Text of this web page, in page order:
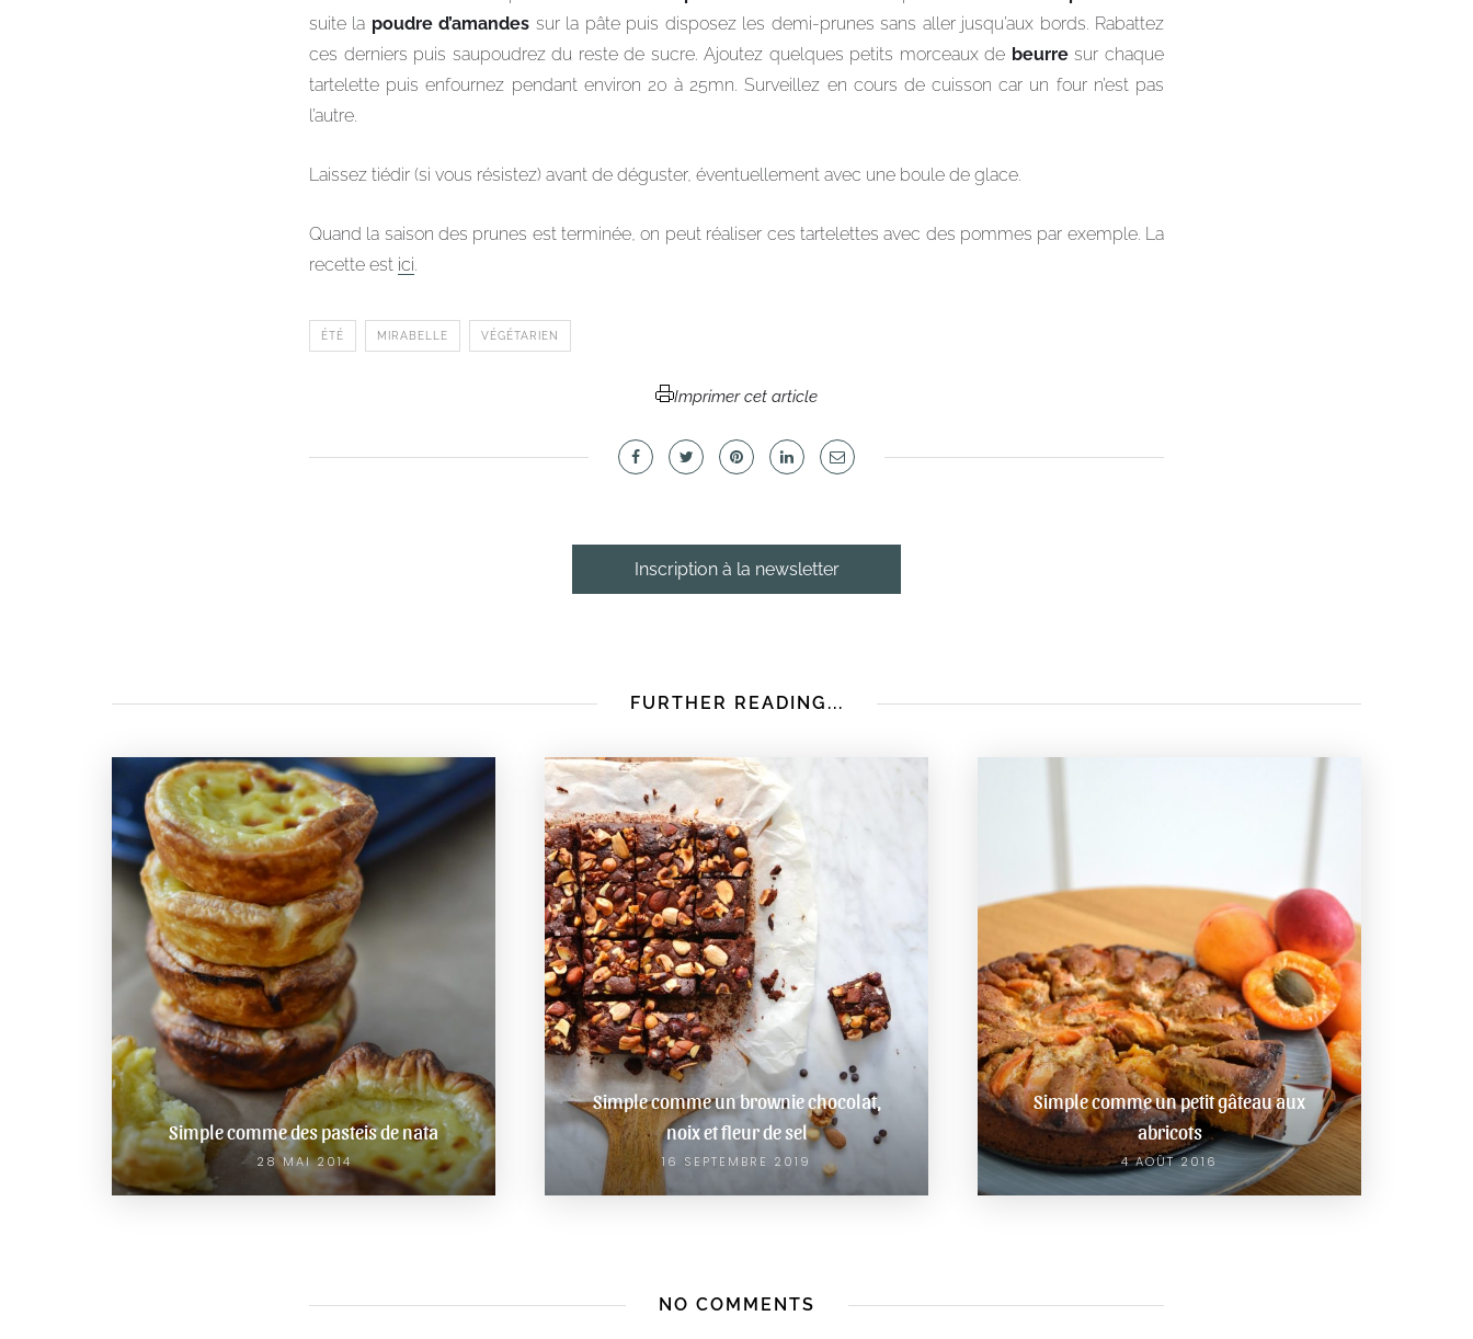
suite la poudre d’amandes sur la pâte puis disposez les demi-prunes sans aller jusqu’aux bords. Rabattez
ces derniers puis saupoudrez du reste de sucre. Ajoutez quelques petits morceaux de beurresur chaque
tartelette puis enfournez pendant environ 20 à 25mn. Surveillez en cours de cuisson car un four n’est pas
l’autre.
Laissez tiédir (si vous résistez) avant de déguster, éventuellement avec une boule de glace.
Quand la saison des prunes est terminée, on peut réaliser ces tartelettes avec des pommes par exemple. La
recette est ici.
ÉTÉ MIRABELLE VÉGÉTARIEN
Imprimer cet article
Inscription à la newsletter
FURTHER READING...
Simple comme des pasteis de nata
28 MAI 2014
Simple comme un brownie chocolat,
noix et fleur de sel
16 SEPTEMBRE 2019
Simple comme un petit gâteau aux
abricots
4 AOÛT 2016
NO COMMENTS